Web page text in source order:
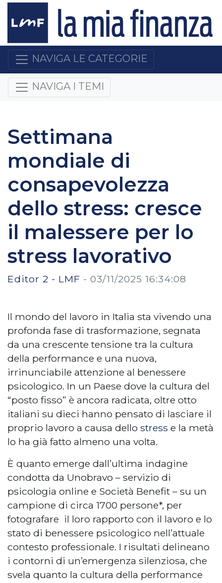
NAVIGA LE CATEGORIE
NAVIGA I TEMI
Settimana
mondiale di
consapevolezza
dello stress: cresce
il malessere per lo
stress lavorativo
Editor 2 - LMF - 03/11/2025 16:34:08
Il mondo del lavoro in Italia sta vivendo una
profonda fase di trasformazione, segnata
da una crescente tensione tra la cultura
della performance e una nuova,
irrinunciabile attenzione al benessere
psicologico. In un Paese dove la cultura del
“posto fisso” è ancora radicata, oltre otto
italiani su dieci hanno pensato di lasciare il
proprio lavoro a causa dello stress e la metà
lo ha già fatto almeno una volta.
È quanto emerge dall’ultima indagine
condotta da Unobravo – servizio di
psicologia online e Società Benefit – su un
campione di circa 1700 persone*, per
fotografare il loro rapporto con il lavoro e lo
stato di benessere psicologico nell’attuale
contesto professionale. I risultati delineano
i contorni di un’emergenza silenziosa, che
svela quanto la cultura della performance